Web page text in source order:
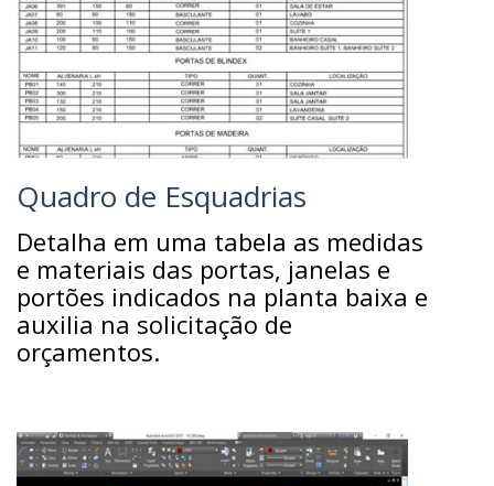
Quadro de Esquadrias
Detalha em uma tabela as medidas
e materiais das portas, janelas e
portões indicados na planta baixa e
auxilia na solicitação de
orçamentos.